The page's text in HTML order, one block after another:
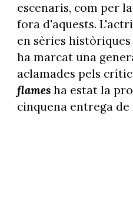
escenaris, com per
fora d'aquests.
en sèries històriques
ha marcat una
aclamades pels
flames ha estat la
cinquena entrega de